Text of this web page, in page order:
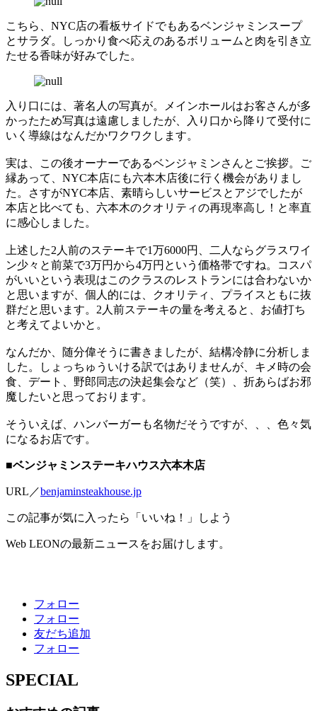
こちら、NYC店の看板サイドでもあるベンジャミンスープ
とサラダ。しっかり食べ応えのあるボリュームと肉を引き立
たせる香味が好みでした。
入り口には、著名人の写真が。メインホールはお客さんが多
かったため写真は遠慮しましたが、入り口から降りて受付に
いく導線はなんだかワクワクします。
実は、この後オーナーであるベンジャミンさんとご挨拶。ご
縁あって、NYC本店にも六本木店後に行く機会がありまし
た。さすがNYC本店、素晴らしいサービスとアジでしたが
本店と比べても、六本木のクオリティの再現率高し！と率直
に感心しました。
上述した2人前のステーキで1万6000円、二人ならグラスワイ
ン少々と前菜で3万円から4万円という価格帯ですね。コスパ
がいいという表現はこのクラスのレストランには合わないか
と思いますが、個人的には、クオリティ、プライスともに抜
群だと思います。2人前ステーキの量を考えると、お値打ち
と考えてよいかと。
なんだか、随分偉そうに書きましたが、結構冷静に分析しま
した。しょっちゅういける訳ではありませんが、キメ時の会
食、デート、野郎同志の決起集会など（笑）、折あらばお邪
魔したいと思っております。
そういえば、ハンバーガーも名物だそうですが、、、色々気
になるお店です。
■ベンジャミンステーキハウス六本木店
URL／benjaminsteakhouse.jp
この記事が気に入ったら「いいね！」しよう
Web LEONの最新ニュースをお届けします。
フォロー
フォロー
友だち追加
フォロー
SPECIAL